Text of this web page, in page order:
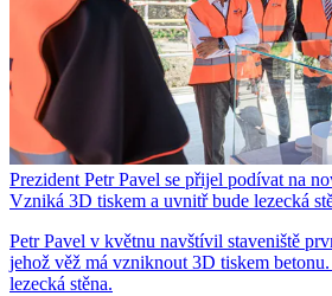
Prezident Petr Pavel se přijel podívat na
Vzniká 3D tiskem a uvnitř bude lezecká
Petr Pavel v květnu navštívil staveniště
jehož věž má vzniknout 3D tiskem
lezecká stěna.